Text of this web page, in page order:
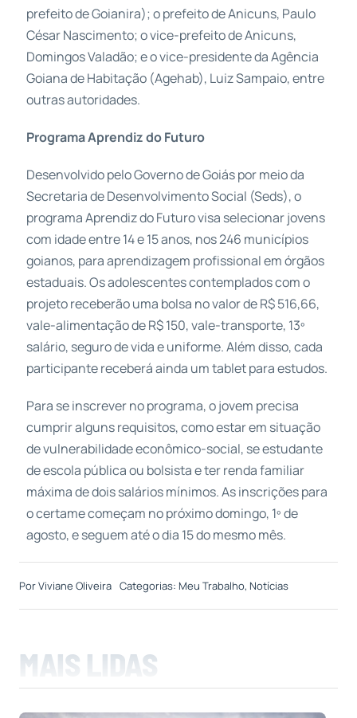
prefeito de Goianira); o prefeito de Anicuns, Paulo
César Nascimento; o vice-prefeito de Anicuns,
Domingos Valadão; e o vice-presidente da Agência
Goiana de Habitação (Agehab), Luiz Sampaio, entre
outras autoridades.
Programa Aprendiz do Futuro
Desenvolvido pelo Governo de Goiás por meio da
Secretaria de Desenvolvimento Social (Seds), o
programa Aprendiz do Futuro visa selecionar jovens
com idade entre 14 e 15 anos, nos 246 municípios
goianos, para aprendizagem profissional em órgãos
estaduais. Os adolescentes contemplados com o
projeto receberão uma bolsa no valor de R$ 516,66,
vale-alimentação de R$ 150, vale-transporte, 13º
salário, seguro de vida e uniforme. Além disso, cada
participante receberá ainda um tablet para estudos.
Para se inscrever no programa, o jovem precisa
cumprir alguns requisitos, como estar em situação
de vulnerabilidade econômico-social, se estudante
de escola pública ou bolsista e ter renda familiar
máxima de dois salários mínimos. As inscrições para
o certame começam no próximo domingo, 1º de
agosto, e seguem até o dia 15 do mesmo mês.
PorViviane Oliveira Categorias: Meu Trabalho, Notícias
MAIS LIDAS